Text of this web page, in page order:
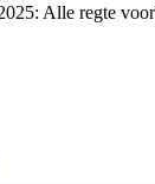
Alle regte